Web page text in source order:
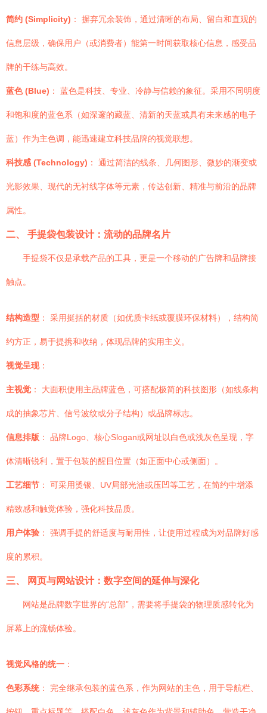
简约 (Simplicity) ： 摒弃冗余装饰，通过清晰的布局、留白和直观的
信息层级，确保用户（或消费者）能第一时间获取核心信息，感受品
牌的干练与高效。
蓝色 (Blue) ： 蓝色是科技、专业、冷静与信赖的象征。采用不同明度
和饱和度的蓝色系（如深邃的藏蓝、清新的天蓝或具有未来感的电子
蓝）作为主色调，能迅速建立科技品牌的视觉联想。
科技感 (Technology) ： 通过简洁的线条、几何图形、微妙的渐变或
光影效果、现代的无衬线字体等元素，传达创新、精准与前沿的品牌
属性。
二、 手提袋包装设计：流动的品牌名片
手提袋不仅是承载产品的工具，更是一个移动的广告牌和品牌接
触点。
结构造型 ： 采用挺括的材质（如优质卡纸或覆膜环保材料），结构简
约方正，易于提携和收纳，体现品牌的实用主义。
视觉呈现：
主视觉 ： 大面积使用主品牌蓝色，可搭配极简的科技图形（如线条构
成的抽象芯片、信号波纹或分子结构）或品牌标志。
信息排版 ： 品牌Logo、核心Slogan或网址以白色或浅灰色呈现，字
体清晰锐利，置于包装的醒目位置（如正面中心或侧面）。
工艺细节 ： 可采用烫银、UV局部光油或压凹等工艺，在简约中增添
精致感和触觉体验，强化科技品质。
用户体验 ： 强调手提的舒适度与耐用性，让使用过程成为对品牌好感
度的累积。
三、 网页与网站设计：数字空间的延伸与深化
网站是品牌数字世界的“总部”，需要将手提袋的物理质感转化为
屏幕上的流畅体验。
视觉风格的统一 ：
色彩系统： 完全继承包装的蓝色系，作为网站的主色，用于导航栏、